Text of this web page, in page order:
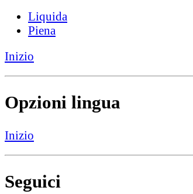
Liquida
Piena
Inizio
Opzioni lingua
Inizio
Seguici